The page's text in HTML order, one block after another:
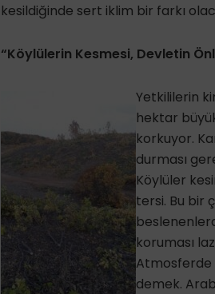
kesildiğinde sert iklim bir farkı
“Köylülerin Kesmesi, Devletin
Yetkililerin
hektar
korkuyor.
durması
Köylüler
tersi. Bu bir
koruması
Atmosferde
demek.